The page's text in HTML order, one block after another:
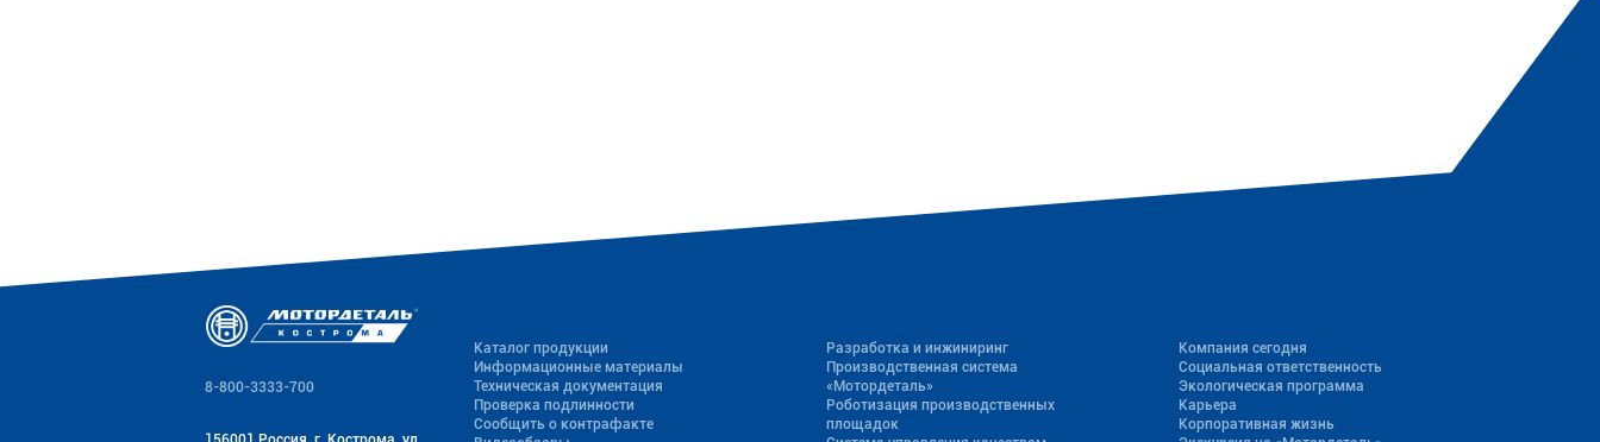
8-800-3333-700
Каталог продукции
Информационные материалы
Техническая документация
Проверка подлинности
Сообщить о контрафакте
Разработка и инжиниринг
Производственная система
«Mотордеталь»
Роботизация производственных
площадок
Компания сегодня
Социальная ответственность
Экологическая программа
Карьера
Корпоративная жизнь